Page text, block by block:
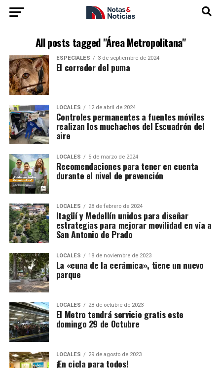
All posts tagged "Área Metropolitana"
ESPECIALES 3 de septiembre de 2024
El corredor del puma
LOCALES 12 de abril de 2024
Controles permanentes a fuentes móviles
realizan los muchachos del Escuadrón del
aire
LOCALES 5 de marzo de 2024
Recomendaciones para tener en cuenta
durante el nivel de prevención
LOCALES 28 de febrero de 2024
Itagüí y Medellín unidos para diseñar
estrategias para mejorar movilidad en vía a
San Antonio de Prado
LOCALES 18 de noviembre de 2023
La «cuna de la cerámica», tiene un nuevo
parque
LOCALES 28 de octubre de 2023
El Metro tendrá servicio gratis este
domingo 29 de Octubre
LOCALES 29 de agosto de 2023
¡En cicla para todos!